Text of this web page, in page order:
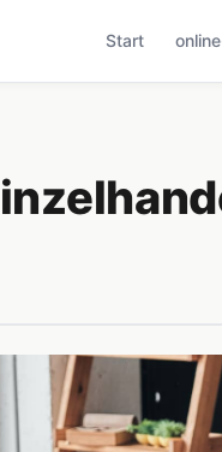
Start